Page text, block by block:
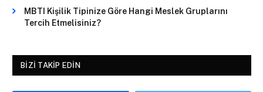
MBTI Kişilik Tipinize Göre Hangi Meslek Gruplarını
Tercih Etmelisiniz?
BIZI TAKIP EDIN